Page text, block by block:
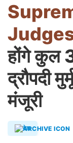
होंगे कुल
द्रौपदी
मंजूरी
देश